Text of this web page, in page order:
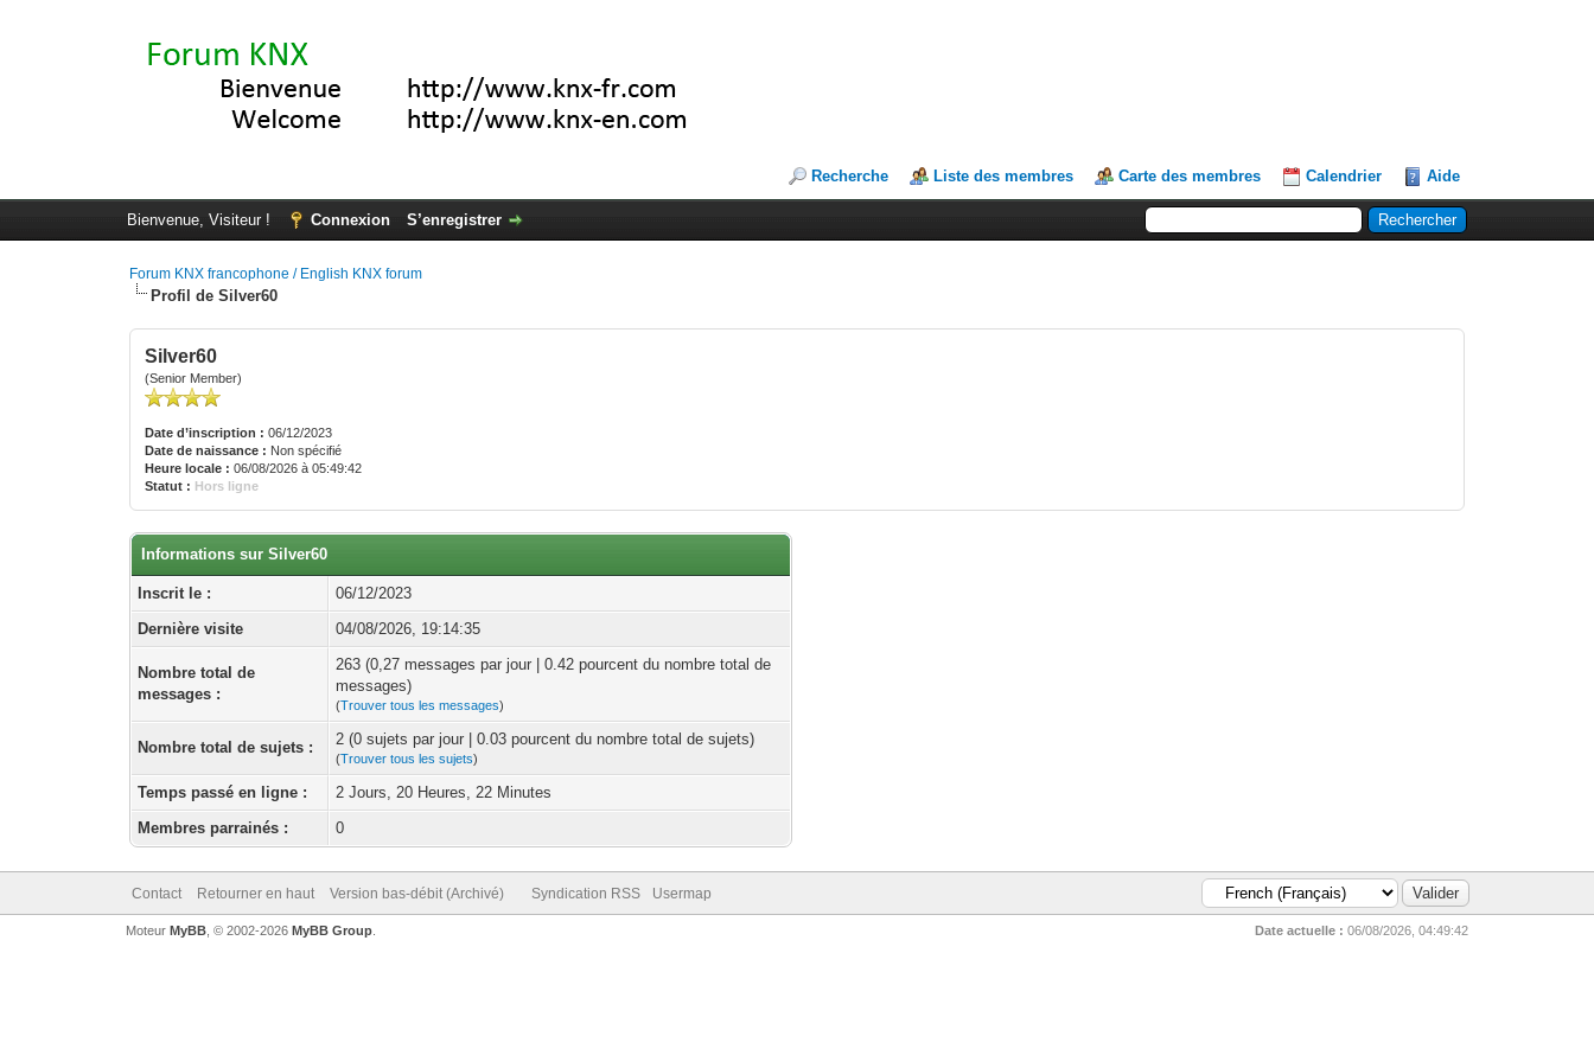
Recherche Liste des membres Carte des membres Calendrier Aide
Bienvenue, Visiteur ! Connexion S’enregistrer
Forum KNX francophone / English KNX forum
Profil de Silver60
Silver60
(Senior Member)
Date d’inscription : 06/12/2023
Date de naissance : Non spécifié
Heure locale : 06/08/2026 à 05:49:42
Statut : Hors ligne
Informations sur Silver60
Inscrit le :
06/12/2023
Dernière visite
04/08/2026, 19:14:35
Nombre total de
messages :
263 (0,27 messages par jour | 0.42 pourcent du nombre total de
messages)
(Trouver tous les messages)
Nombre total de sujets : 2 (0 sujets par jour | 0.03 pourcent du nombre total de sujets)
(Trouver tous les sujets)
Temps passé en ligne :
2 Jours, 20 Heures, 22 Minutes
Membres parrainés :
0
Contact Retourner en haut Version bas-débit (Archivé) Syndication RSS Usermap
Date actuelle : 06/08/2026, 04:49:42
Moteur MyBB, © 2002-2026 MyBB Group.